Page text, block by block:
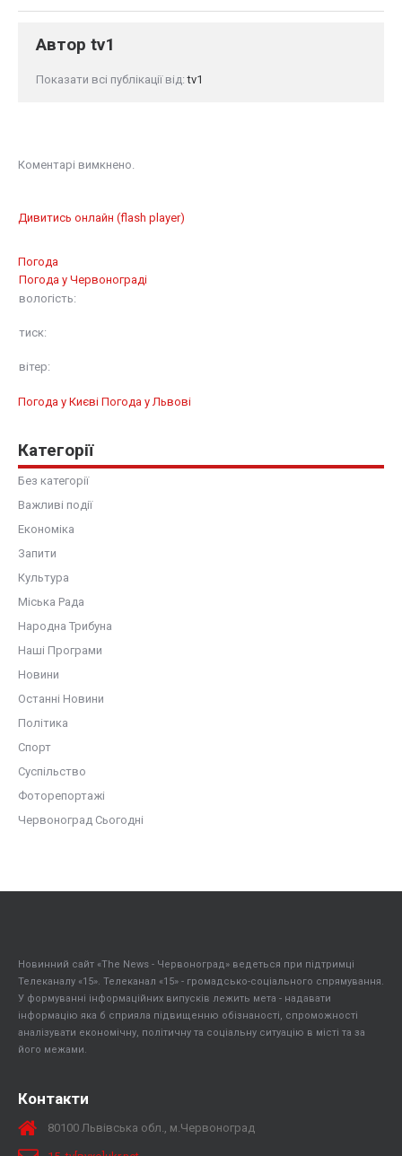
Автор tv1
Показати всі публікації від:tv1
Коментарі вимкнено.
Дивитись онлайн (flash player)
Погода
Погода у Червонограді
вологість:
тиск:
вітер:
Погода у Києві Погода у Львові
Категорії
Без категорії
Важливі події
Економіка
Запити
Культура
Міська Рада
Народна Трибуна
Наші Програми
Новини
Останні Новини
Політика
Спорт
Суспільство
Фоторепортажі
Червоноград Сьогодні
Новинний сайт «The News - Червоноград» ведеться при підтримці
Телеканалу «15». Телеканал «15» - громадсько-соціального спрямування.
У формуванні інформаційних випусків лежить мета - надавати
інформацію яка б сприяла підвищенню обізнаності, спроможності
аналізувати економічну, політичну та соціальну ситуацію в місті та за
його межами.
Контакти
80100 Львівська обл., м.Червоноград